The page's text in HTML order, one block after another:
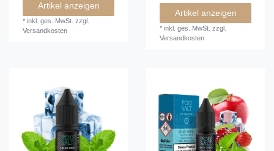
Artikel anzeigen
*inkl. ges. MwSt. zzgl.
Versandkosten
Artikel anzeigen
*inkl. ges. MwSt. zzgl.
Versandkosten